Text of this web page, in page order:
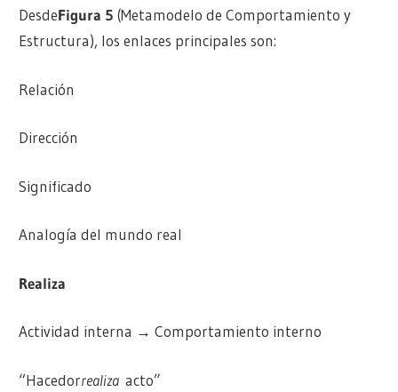
DesdeFigura 5 (Metamodelo de Comportamiento y
Estructura), los enlaces principales son:
Relación
Dirección
Significado
Analogía del mundo real
Realiza
Actividad interna → Comportamiento interno
“Hacedorrealiza acto”